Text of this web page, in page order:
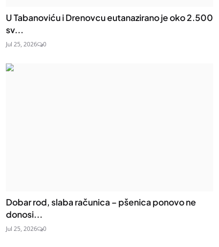
U Tabanoviću i Drenovcu eutanazirano je oko 2.500
sv...
Jul 25, 2026 0
Dobar rod, slaba računica – pšenica ponovo ne
donosi...
Jul 25, 2026 0